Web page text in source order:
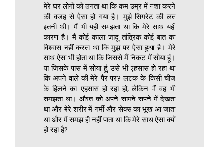
मेरे घर लोगों को लगता था कि कम उम्र में नशा करने
की वजह से ऐसा हो गया है। मुझे सिगरेट की लत
इतनी थी। मैं भी यही समझता था कि मेरे साथ यही
कारण है। मैं कोई काला जादू तांत्रिक कोई बात का
विश्वास नहीं करता था कि मुझ पर ऐसा हुआ है। मेरे
साथ ऐसा भी होता था कि जिससे मैं निकट में सोया हूं।
या जिसके पास में सोया हूं, उसे भी एहसास हो रहा था
कि अपने वाले की मेरे पैर पर? लटक के किसी चीज
के हिलने का एहसास हो रहा हो, लेकिन मैं वह भी
समझता था। औरत को अपने सामने सपने में देखता
था और मेरे शरीर में गर्मी और सेक्स का भूख आ जाता
था और मैं समझ ही नहीं पाता था कि मेरे साथ ऐसा क्यों
हो रहा है?